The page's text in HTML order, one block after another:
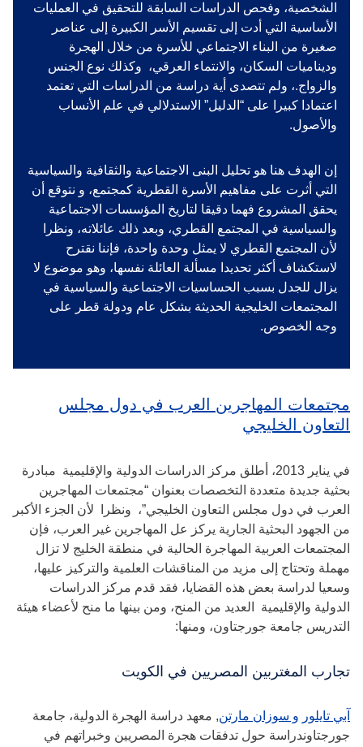
الشخصية، وفحص الدراسات السابقة للتحقيق في العمليات
الأساسية التي أدت إلى تقسيم الأسر الكبيرة إلى عناصر
صغيرة من البناء الاجتماعي للأسرة من خلال الهجرة
وديناميات السكان، والانتماء العرقي، وكذلك نوع الجنس
والزواج.، ولم تتصدى أية دراسة من الدراسات التي تعتمد
اعتمادا كبيرا على “الدليل” الاستدلالي في علم الأنساب
والأصول.
إن الهدف هنا هو تحليل البنى الاجتماعية والثقافية والسياسية
التي أثرت على مفاهيم الأسرة القطرية كمجتمع، و نتوقع أن
يحقق المشروع فهما دقيقا لتاريخ المؤسسات الاجتماعية
والسياسية في المجتمع القطري، وبعد ذلك عائلاته، ونظرا
لأن المجتمع القطري لا يمثل وحدة واحدة، فإننا نقترح
لاستكشاف أكثر تحديدا مسألة العائلة نفسها، وهو موضوع لا
يزال للجدل بسبب الحساسيات الاجتماعية والسياسية في
المجتمعات الخليجية الحديثة بشكل عام ودولة قطر على
وجه الخصوص.
مجتمعات المهاجرين العرب في دول مجلس
التعاون الخليجي
في يناير 2013، أطلق مركز الدراسات الدولية والإقليمية مبادرة
بحثية جديدة متعددة التخصصات بعنوان “مجتمعات المهاجرين
العرب في دول مجلس التعاون الخليجي”، ونظرا لأن الجزء الأكبر
من الجهود البحثية الجارية يركز عل المهاجرين غير العرب، فإن
المجتمعات العربية المهاجرة الحالية في منطقة الخليج لا تزال
مهملة وتحتاج إلى مزيد من المناقشات العلمية والتركيز عليها،
وسعيا لدراسة بعض هذه القضايا، فقد قدم مركز الدراسات
الدولية والإقليمية العديد من المنح، ومن بينها ما منح لأعضاء هيئة
التدريس جامعة جورجتاون، ومنها:
تجارب المغتربين المصريين في الكويت
آبي تايلور و سوزان مارتن, معهد دراسة الهجرة الدولية، جامعة
جورجتاوندراسة حول تدفقات هجرة المصريين وخبراتهم في